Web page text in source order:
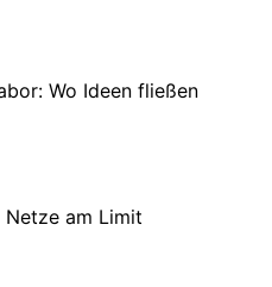
Wo Ideen fließen
am Limit